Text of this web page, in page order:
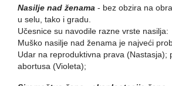
Nasilje nad ženama - bez obzira na
u selu, tako i gradu.
Učesnice su navodile razne vrste nasilja:
Muško nasilje nad ženama je najveći
Udar na reproduktivna prava (Nastasja);
abortusa (Violeta);